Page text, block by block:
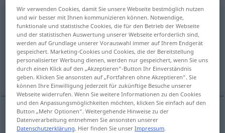
airspeed s
Übersicht aller Übersetzungen
(Für mehr Details die Übersetzung anklicken/antippen)
Fluggeschwindigkeit
Fluggeschwindigkeitf airspeed
Wir verwenden Cookies, damit Sie unsere Webseite bestmöglich nutzen
und wir besser mit Ihnen kommunizieren können. Notwendige,
funktionale und statistische Cookies, die für den Betrieb der Webseite
und der statistischen Auswertung unserer Webseite erforderlich sind,
werden auf Grundlage unserer Vorauswahl immer auf Ihrem Endgerät
gespeichert. Marketing-Cookies und Cookies, die der Bereitstellung
personalisierter Werbung dienen, werden nur gespeichert, wenn Sie uns
durch einen Klick auf den „Akzeptieren“-Button Ihr Einverständnis
geben. Klicken Sie ansonsten auf „Fortfahren ohne Akzeptieren“. Sie
können Ihre Einwilligung jederzeit für zukünftige Besuche unserer
Webseite widerrufen. Wenn Sie weitere Informationen zu den Cookies
und den Anpassungsmöglichkeiten möchten, klicken Sie einfach auf den
Button „Mehr Optionen“. Weitergehende Hinweise zu der
Datenverarbeitung entnehmen Sie ansonsten unserer
Datenschutzerklärung. Hier finden Sie unserImpressum.